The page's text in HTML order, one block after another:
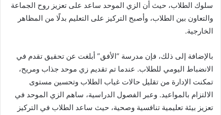
سلوك الطلاب، حيث أن الزي الموحد ساعد على تعزيز روح الجماعة
والتعاون بين الطلاب، وأصبح التركيز على التعليم بدلًا من المظاهر
الخارجية.
بالإضافة إلى ذلك، فإن مدرسة “الأفق” أبلغت عن تحقيق تقدم في
الانضباط اليومي للطلاب. عندما تم تقديم زي موحد جذاب ومريح،
تمكنت الإدارة من تقليل حالات غياب الطلاب وتحسين مستوى
الالتزام بالمواعيد. وعبر الفصول الدراسية، ساهم الزي الموحد في
تعزيز بيئة تعليمية تنافسية وصحية، حيث ساعد الطلاب في التركيز